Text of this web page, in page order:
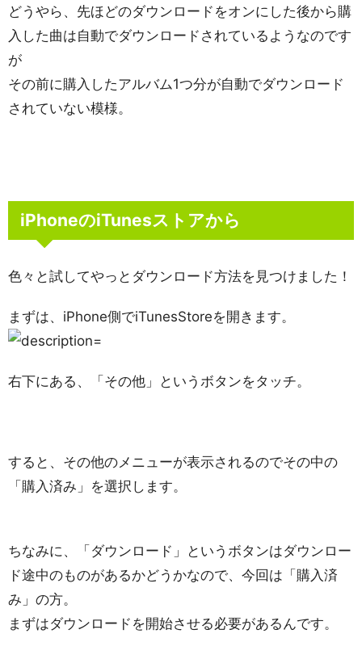
どうやら、先ほどのダウンロードをオンにした後から購
入した曲は自動でダウンロードされているようなのです
が
その前に購入したアルバム1つ分が自動でダウンロード
されていない模様。
iPhoneのiTunesストアから
色々と試してやっとダウンロード方法を見つけました！
まずは、iPhone側でiTunesStoreを開きます。
右下にある、「その他」というボタンをタッチ。
すると、その他のメニューが表示されるのでその中の
「購入済み」を選択します。
ちなみに、「ダウンロード」というボタンはダウンロー
ド途中のものがあるかどうかなので、今回は「購入済
み」の方。
まずはダウンロードを開始させる必要があるんです。